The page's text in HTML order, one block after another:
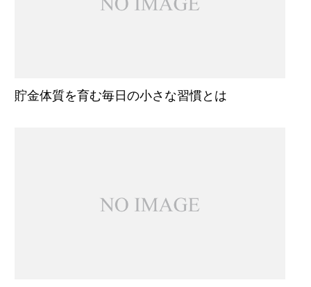
貯金体質を育む毎日の小さな習慣とは